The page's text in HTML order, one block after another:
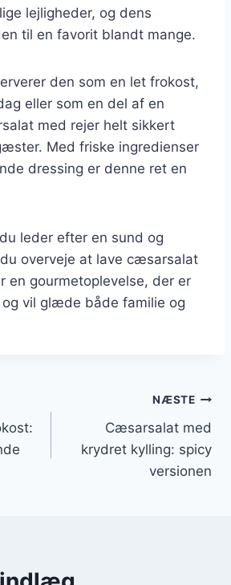
lejligheder, og dens
til en favorit blandt mange.
den som en let frokost,
eller som en del af en
med rejer helt sikkert
Med friske ingredienser
dressing er denne ret en
leder efter en sund og
overveje at lave cæsarsalat
en gourmetoplevelse, der er
vil glæde både familie og
NÆSTE
Cæsarsalat med
krydret kylling: spicy
versionen